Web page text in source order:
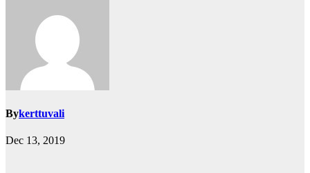
Bykerttuvali
Dec 13, 2019